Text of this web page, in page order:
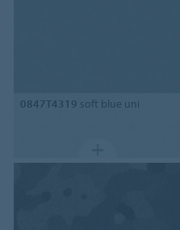
0847T4319 soft blue uni